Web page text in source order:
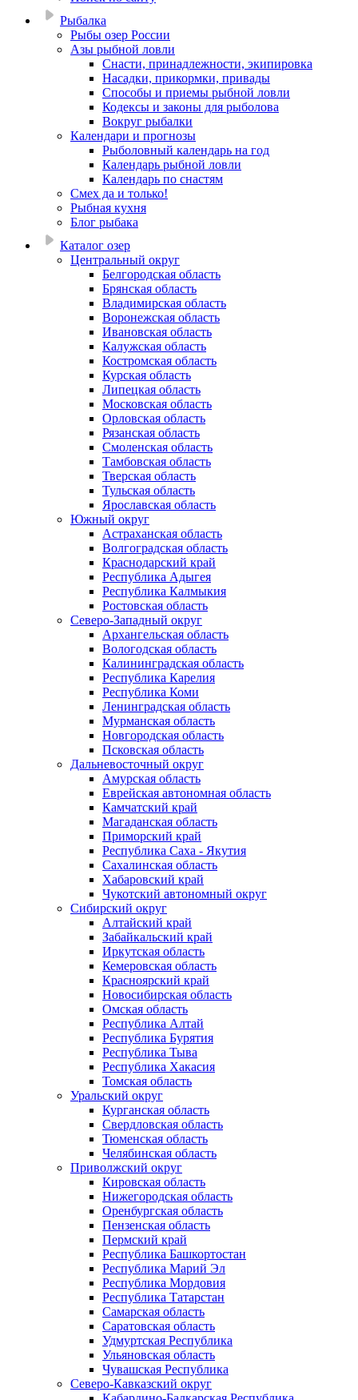
Рыбалка
Рыбы озер России
Азы рыбной ловли
Снасти, принадлежности, экипировка
Насадки, прикормки, привады
Способы и приемы рыбной ловли
Кодексы и законы для рыболова
Вокруг рыбалки
Календари и прогнозы
Рыболовный календарь на год
Календарь рыбной ловли
Календарь по снастям
Смех да и только!
Рыбная кухня
Блог рыбака
Каталог озер
Центральный округ
Белгородская область
Брянская область
Владимирская область
Воронежская область
Ивановская область
Калужская область
Костромская область
Курская область
Липецкая область
Московская область
Орловская область
Рязанская область
Смоленская область
Тамбовская область
Тверская область
Тульская область
Ярославская область
Южный округ
Астраханская область
Волгоградская область
Краснодарский край
Республика Адыгея
Республика Калмыкия
Ростовская область
Северо-Западный округ
Архангельская область
Вологодская область
Калининградская область
Республика Карелия
Республика Коми
Ленинградская область
Мурманская область
Новгородская область
Псковская область
Дальневосточный округ
Амурская область
Еврейская автономная область
Камчатский край
Магаданская область
Приморский край
Республика Саха - Якутия
Сахалинская область
Хабаровский край
Чукотский автономный округ
Сибирский округ
Алтайский край
Забайкальский край
Иркутская область
Кемеровская область
Красноярский край
Новосибирская область
Омская область
Республика Алтай
Республика Бурятия
Республика Тыва
Республика Хакасия
Томская область
Уральский округ
Курганская область
Свердловская область
Тюменская область
Челябинская область
Приволжский округ
Кировская область
Нижегородская область
Оренбургская область
Пензенская область
Пермский край
Республика Башкортостан
Республика Марий Эл
Республика Мордовия
Республика Татарстан
Самарская область
Саратовская область
Удмуртская Республика
Ульяновская область
Чувашская Республика
Северо-Кавказский округ